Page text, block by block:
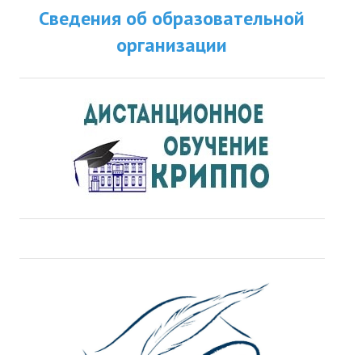
Сведения об образовательной
организации